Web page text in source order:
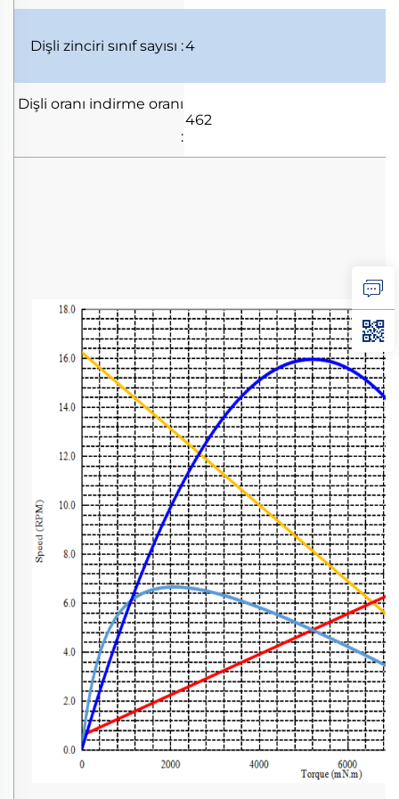
Dişli zinciri sınıf sayısı :4
Dişli oranı indirme oranı
:
462